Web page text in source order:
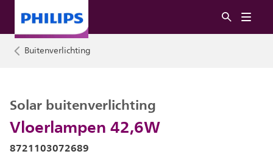
Buitenverlichting
Vloerlampen 42,6W
Solar buitenverlichting
8721103072689